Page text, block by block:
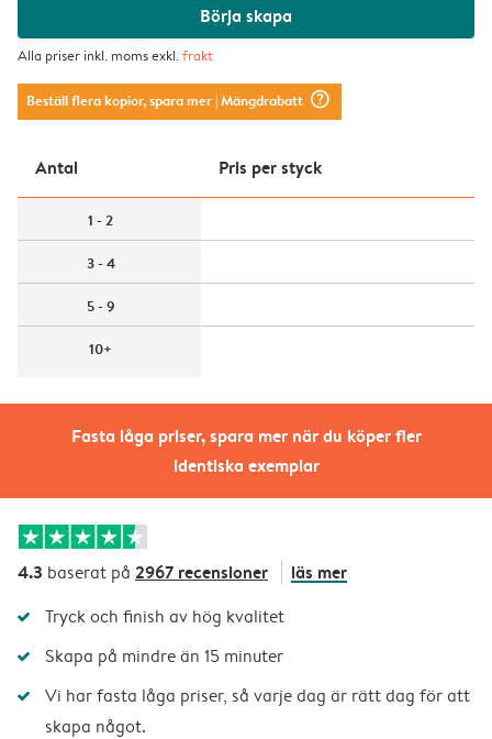
Fasta låga priser, spara mer när du köper fler
identiska exemplar
Börja skapa
Alla priser inkl. moms exkl.frakt
Beställ flera kopior, spara mer| Mängdrabatt question_mark_circle
Antal Pris per styck
1 - 2
3 - 4
5 - 9
10+
4.3 baserat på 2967 recensioner läs mer
Tryck och finish av hög kvalitet
Skapa på mindre än 15 minuter
Vi har fasta låga priser, så varje dag är rätt dag för att
skapa något.